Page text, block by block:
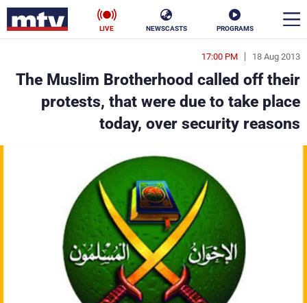
PROGRAMS
NEWSCASTS
LIVE
18 Aug 2013
17:00 PM
The Muslim Brotherhood called off their
protests, that were due to take place
today, over security reasons
en
الأخبار
سياسة ناس
فن
رياضة
كأس العالم